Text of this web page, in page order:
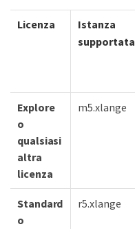
Licenza
Istanza
supportata
Explore
o
qualsiasi
altra
licenza
m5.xlange
Standard
o
r5.xlange